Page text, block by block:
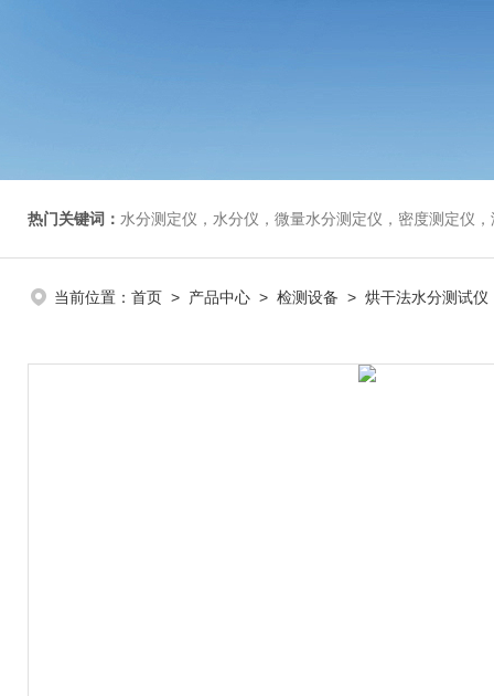
热门关键词： 水分测定仪，水分仪，微量水分测定仪，密度测定仪
当前位置： 首页 > 产品中心 > 检测设备 > 烘干法水分测试仪